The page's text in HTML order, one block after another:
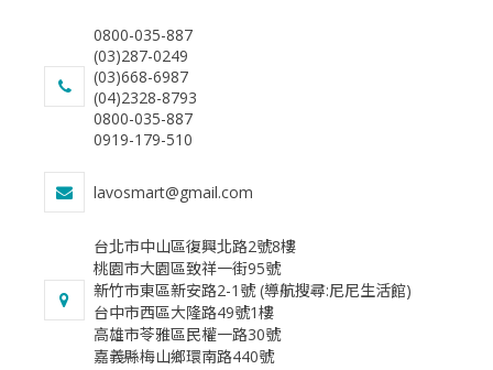
0800-035-887
(03)287-0249
(03)668-6987
(04)2328-8793
0800-035-887
0919-179-510
lavosmart@gmail.com
台北市中山區復興北路2號8樓
桃園市大園區致祥一街95號
新竹市東區新安路2-1號 (導航搜尋:尼尼生活館)
台中市西區大隆路49號1樓
​高雄市苓雅區民權一路30號
​嘉義縣梅山鄉環南路440號